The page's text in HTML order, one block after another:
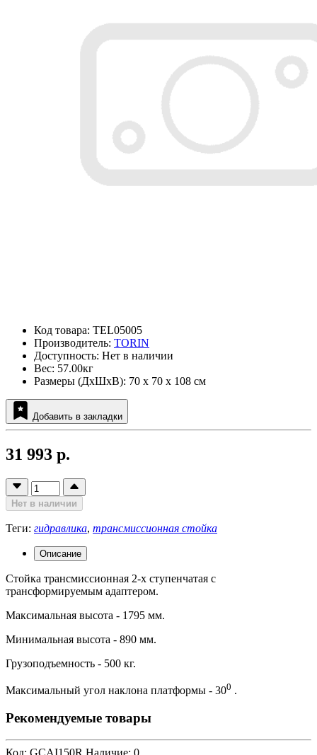
Код товара: TEL05005
Производитель: TORIN
Доступность: Нет в наличии
Вес: 57.00кг
Размеры (ДxШxВ): 70 x 70 x 108 см
Добавить в закладки
31 993 р.
Нет в наличии
Теги: гидравлика, трансмиссионная стойка
Описание
Стойка трансмиссионная 2-х ступенчатая с
трансформируемым адаптером.
Максимальная высота - 1795 мм.
Минимальная высота - 890 мм.
Грузоподъемность - 500 кг.
Максимальный угол наклона платформы - 300 .
Рекомендуемые товары
Код: GCAI150R Наличие: 0